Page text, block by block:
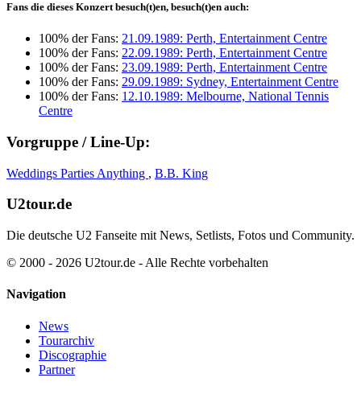
Fans die dieses Konzert besuch(t)en, besuch(t)en auch:
100% der Fans: 21.09.1989: Perth, Entertainment Centre
100% der Fans: 22.09.1989: Perth, Entertainment Centre
100% der Fans: 23.09.1989: Perth, Entertainment Centre
100% der Fans: 29.09.1989: Sydney, Entertainment Centre
100% der Fans: 12.10.1989: Melbourne, National Tennis
Centre
Vorgruppe / Line-Up:
Weddings Parties Anything , B.B. King
U2tour.de
Die deutsche U2 Fanseite mit News, Setlists, Fotos und Community.
© 2000 - 2026 U2tour.de - Alle Rechte vorbehalten
Navigation
News
Tourarchiv
Discographie
Partner